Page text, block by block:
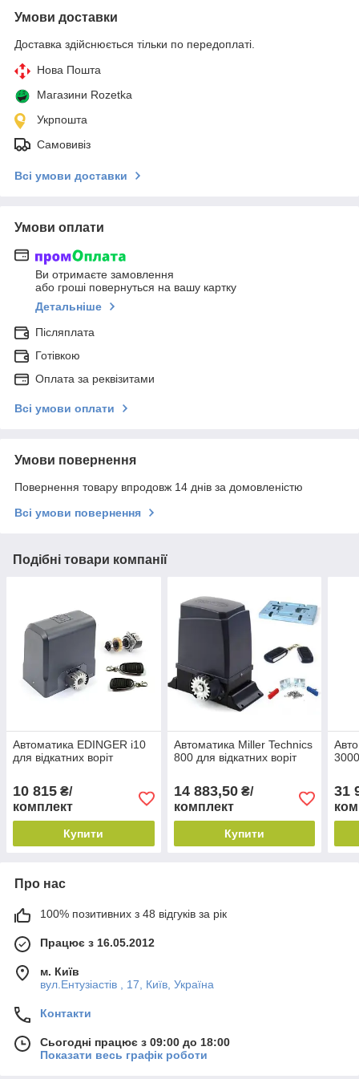
Умови доставки
Доставка здійснюється тільки по передоплаті.
Нова Пошта
Магазини Rozetka
Укрпошта
Самовивіз
Всі умови доставки
Умови оплати
Ви отримаєте замовлення
або гроші повернуться на вашу картку
Детальніше
Післяплата
Готівкою
Оплата за реквізитами
Всі умови оплати
Умови повернення
Повернення товару впродовж 14 днів за домовленістю
Всі умови повернення
Подібні товари компанії
Автоматика EDINGER i10
для відкатних воріт
10 815 ₴/
комплект
Купити
Автоматика Miller Technics
800 для відкатних воріт
14 883,50₴/
комплект
Купити
31
Про нас
100% позитивних з 48 відгуків за рік
Працює з 16.05.2012
м. Київ
вул.Ентузіастів , 17, Київ, Україна
Контакти
Сьогодні працює з 09:00 до 18:00
Показати весь графік роботи